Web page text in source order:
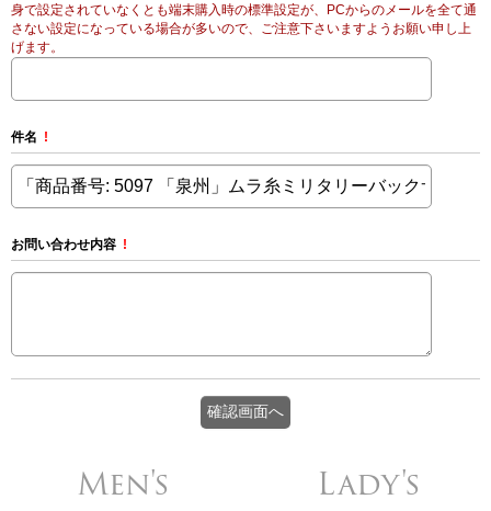
身で設定されていなくとも端末購入時の標準設定が、PCからのメールを全て通
さない設定になっている場合が多いので、ご注意下さいますようお願い申し上
げます。
件名 !
お問い合わせ内容 !
Men's Lady's